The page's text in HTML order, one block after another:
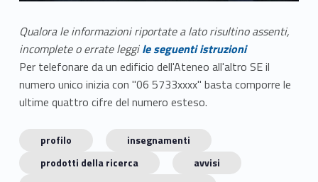
Qualora le informazioni riportate a lato risultino assenti,
incomplete o errate leggile seguenti istruzioni
Per telefonare da un edificio dell'Ateneo all'altro SE il
numero unico inizia con "06 5733xxxx" basta comporre le
ultime quattro cifre del numero esteso.
profilo
insegnamenti
prodotti della ricerca
avvisi